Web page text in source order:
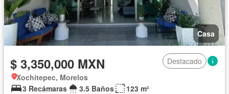
Casa
$ 3,350,000 MXN
Destacado
Xochitepec, Morelos
3 Recámaras
3.5 Baños
123 m²